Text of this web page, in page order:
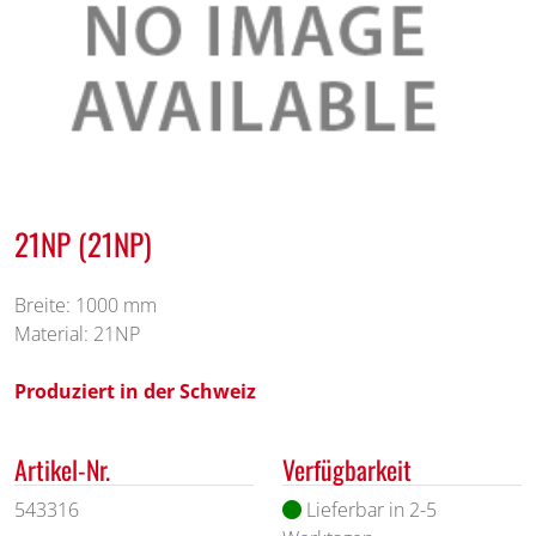
21NP (21NP)
Breite: 1000 mm
Material: 21NP
Produziert in der Schweiz
Artikel-Nr.
543316
Verfügbarkeit
Lieferbar in 2-5